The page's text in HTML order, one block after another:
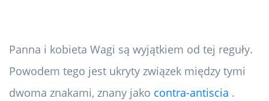
Panna i kobieta Wagi są wyjątkiem od tej reguły.
Powodem tego jest ukryty związek między tymi
dwoma znakami, znany jako contra-antiscia .